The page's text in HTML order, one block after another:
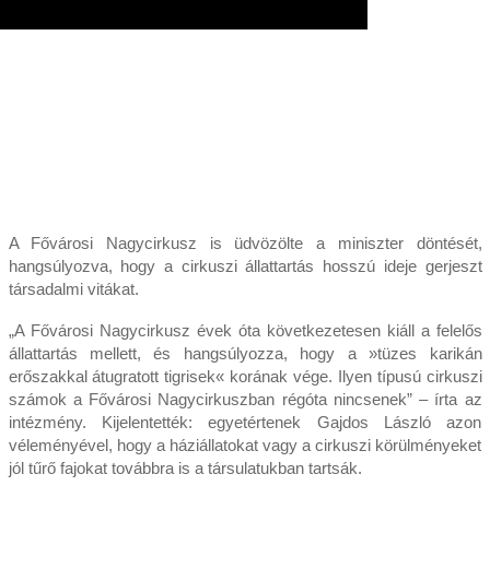
A Fővárosi Nagycirkusz is üdvözölte a miniszter döntését,
hangsúlyozva, hogy a cirkuszi állattartás hosszú ideje gerjeszt
társadalmi vitákat.
„A Fővárosi Nagycirkusz évek óta következetesen kiáll a felelős
állattartás mellett, és hangsúlyozza, hogy a »tüzes karikán
erőszakkal átugratott tigrisek« korának vége. Ilyen típusú cirkuszi
számok a Fővárosi Nagycirkuszban régóta nincsenek” – írta az
intézmény. Kijelentették: egyetértenek Gajdos László azon
véleményével, hogy a háziállatokat vagy a cirkuszi körülményeket
jól tűrő fajokat továbbra is a társulatukban tartsák.